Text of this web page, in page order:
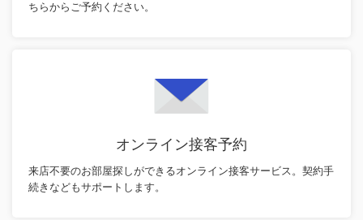
ちらからご予約ください。
オンライン接客予約
来店不要のお部屋探しができるオンライン接客サービス。契約手
続きなどもサポートします。